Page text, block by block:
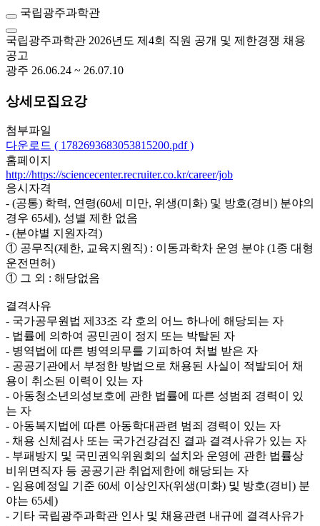
국립광주과학관
국립광주과학관 2026년도 제4회 직원 공개 및 제한경쟁 채용
공고
광주 26.06.24 ~ 26.07.10
상세모집요강
첨부파일
다운로드 ( 1782693683053815200.pdf )
홈페이지
http://https://sciencecenter.recruiter.co.kr/career/job
응시자격
- (공통) 학력, 연령(60세 미만, 위생(미화) 및 방호(경비) 분야의
경우 65세), 성별 제한 없음
- (분야별 지원자격)
① 공무직(제한, 교육지원직) : 이동과학차 운영 분야 (1종 대형
운전면허)
① 그 외 : 해당없음
결격사유
- 국가공무원법 제33조 각 호의 어느 하나에 해당되는 자
- 법률에 의하여 공민권이 정지 또는 박탈된 자
- 병역법에 따른 병역의무를 기피하여 처벌 받은 자
- 공공기관에서 부정한 방법으로 채용된 사실이 적발되어 채
용이 취소된 이력이 있는 자
- 아동청소년의성보호에 관한 법률에 따른 성범죄 경력이 있
는 자
- 아동복지법에 따른 아동학대관련 범죄 경력이 있는 자
- 채용 신체검사 또는 국가건강검진 결과 결격사유가 있는 자
- 부패방지 및 국민권익위원회의 설치와 운영에 관한 법률상
비위면직자 등 공공기관 취업제한에 해당되는 자
- 임용예정일 기준 60세 이상인자(위생(미화) 및 방호(경비) 분
야는 65세)
- 기타 국립광주과학관 인사 및 채용관련 내규에 결격사유가